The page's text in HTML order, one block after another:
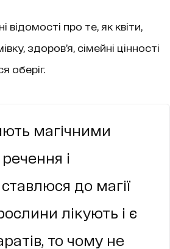
відомості про те, як квіти,
здоров’я, сімейні цінності
оберіг.
магічними
і
до магії
лікують і є
то чому не